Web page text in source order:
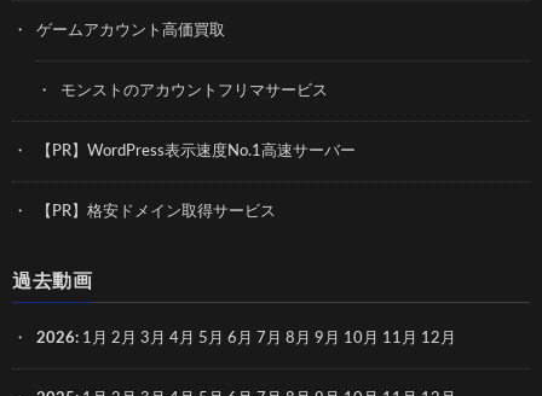
ゲームアカウント高価買取
モンストのアカウントフリマサービス
【PR】WordPress表示速度No.1高速サーバー
【PR】格安ドメイン取得サービス
過去動画
2026: 1月 2月 3月 4月 5月 6月 7月 8月 9月 10月 11月 12月